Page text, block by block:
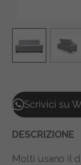
Scrivici su
DESCRIZIONE
Molti usano il